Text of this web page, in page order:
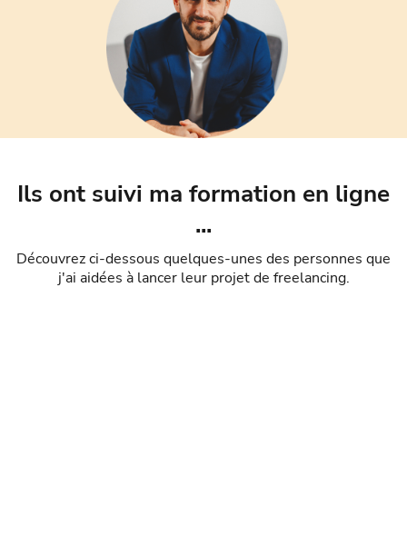
Ils ont suivi ma formation en ligne
...
Découvrez ci-dessous quelques-unes des personnes que
j'ai aidées à lancer leur projet de freelancing.